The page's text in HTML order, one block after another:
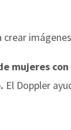
mujeres
El Doppler